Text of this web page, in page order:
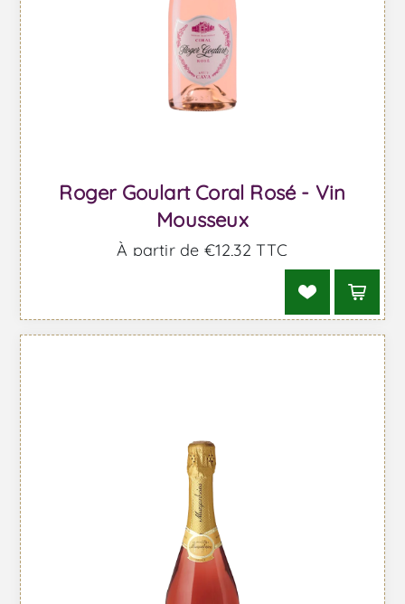
Roger Goulart Coral Rosé - Vin
Mousseux
À partir de €12,32 TTC